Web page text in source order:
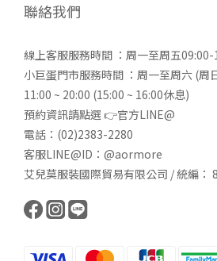
聯絡我們
線上客服服務時間 ：周一至周五09:00-
小巨蛋門市服務時間 ：周一至周六 (周
11:00 ~ 20:00 (15:00 ~ 16:00休息)
預約資訊請點選 👉官方LINE@
電話：(02)2383-2280
客服LINE@ID：@aormore
艾兒莫服裝國際貿易有限公司 / 統編：